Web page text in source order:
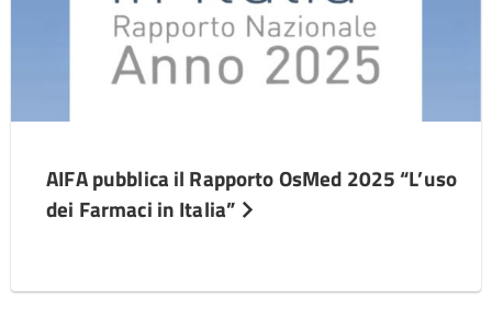
AIFA pubblica il Rapporto OsMed 2025 “L’uso
dei Farmaci in Italia”